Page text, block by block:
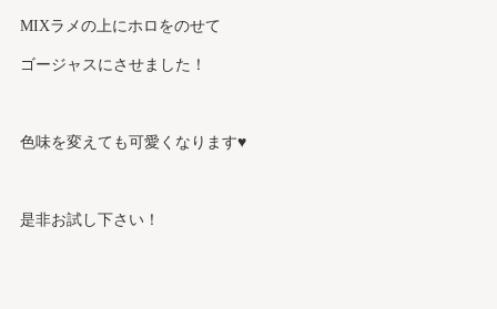
MIXラメの上にホロをのせて
ゴージャスにさせました！
色味を変えても可愛くなります♥
是非お試し下さい！